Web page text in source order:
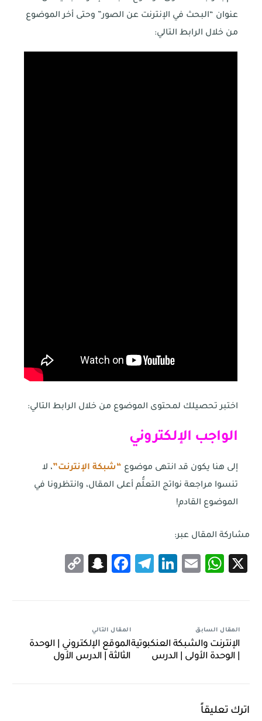
عنوان “البحث في الإنترنت عن الصور” وحتى أخر الموضوع
من خلال الرابط التالي:
اختبر تحصيلك لمحتوى الموضوع من خلال الرابط التالي:
الواجب الإلكتروني
إلى هنا يكون قد انتهى موضوع “شبكة الإنترنت”، لا
تنسوا مراجعة نواتج التعلُّم أعلى المقال، وانتظرونا في
الموضوع القادم!
مشاركة المقال عبر:
X
WhatsApp
Email
LinkedIn
Telegram
Facebook
Snapchat
المقال السابق
الإنترنت والشبكة العنكبوتية
| الوحدة الأولى | الدرس
المقال التالي
الموقع الإلكتروني | الوحدة
الثالثة | الدرس الأول
اترك تعليقاً